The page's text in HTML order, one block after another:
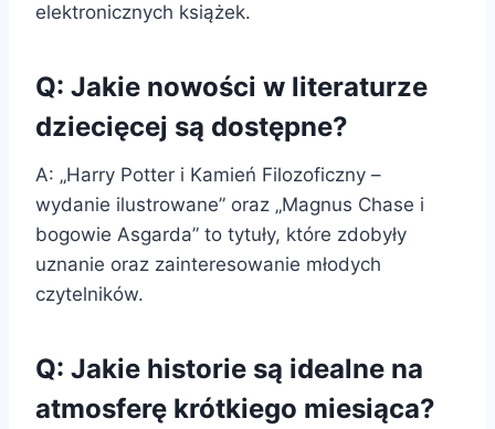
elektronicznych książek.
Q: Jakie nowości w literaturze
dziecięcej są dostępne?
A: „Harry Potter i Kamień Filozoficzny –
wydanie ilustrowane” oraz „Magnus Chase i
bogowie Asgarda” to tytuły, które zdobyły
uznanie oraz zainteresowanie młodych
czytelników.
Q: Jakie historie są idealne na
atmosferę krótkiego miesiąca?